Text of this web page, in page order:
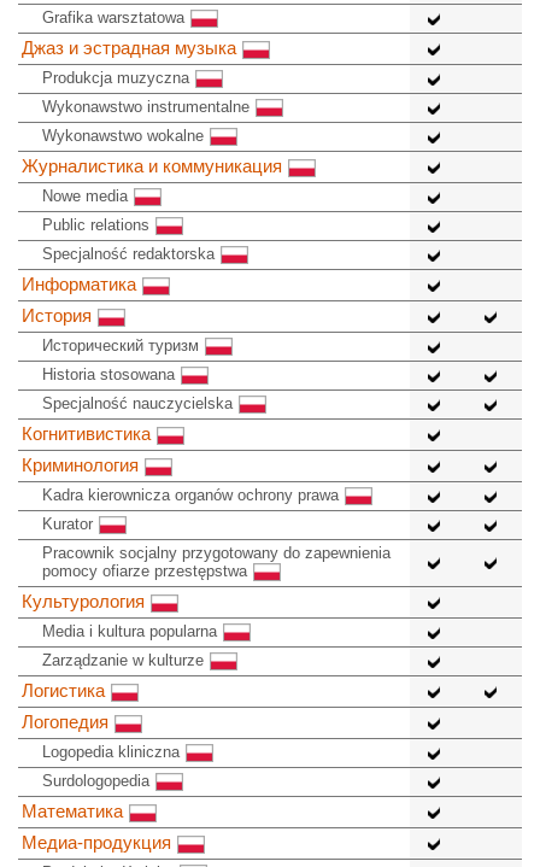
Grafika warsztatowa
Джаз и эстрадная музыка
Produkcja muzyczna
Wykonawstwo instrumentalne
Wykonawstwo wokalne
Журналистика и коммуникация
Nowe media
Public relations
Specjalność redaktorska
Информатика
История
Исторический туризм
Historia stosowana
Specjalność nauczycielska
Когнитивистика
Криминология
Kadra kierownicza organów ochrony prawa
Kurator
Pracownik socjalny przygotowany do zapewnienia
pomocy ofiarze przestępstwa
Культурология
Media i kultura popularna
Zarządzanie w kulturze
Логистика
Логопедия
Logopedia kliniczna
Surdologopedia
Математика
Медиа-продукция